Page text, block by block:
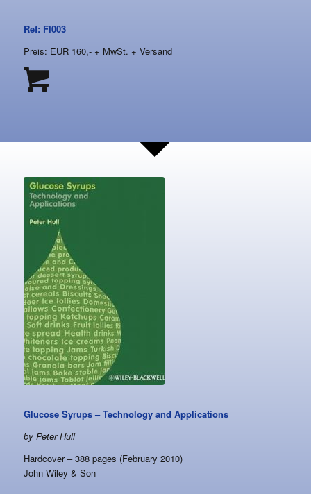
Ref: FI003
Preis: EUR 160,- + MwSt. + Versand
Glucose Syrups – Technology and Applications
by Peter Hull
Hardcover – 388 pages (February 2010)
John Wiley & Son